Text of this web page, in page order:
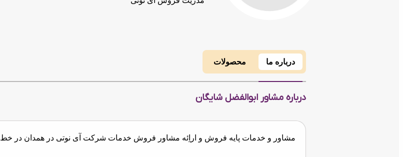
درباره ما محصولات
درباره مشاور ابوالفضل شایگان
مشاور و خدمات پایه فروش و اراِئه مشاور فروش خدمات شرکت آی نوتی در همدان در خط